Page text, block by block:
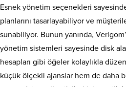
Esnek yönetim seçenekleri
planlarını tasarlayabiliyor ve
sunabiliyor. Bunun yanında,
yönetim sistemleri sayesinde disk
hesapları gibi öğeler kolaylıkla
küçük ölçekli ajanslar hem de daha